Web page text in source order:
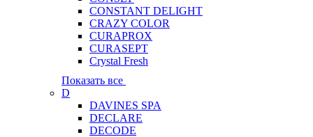
CONSTANT DELIGHT
CRAZY COLOR
CURAPROX
CURASEPT
Crystal Fresh
Показать все
D
DAVINES SPA
DECLARE
DECODE